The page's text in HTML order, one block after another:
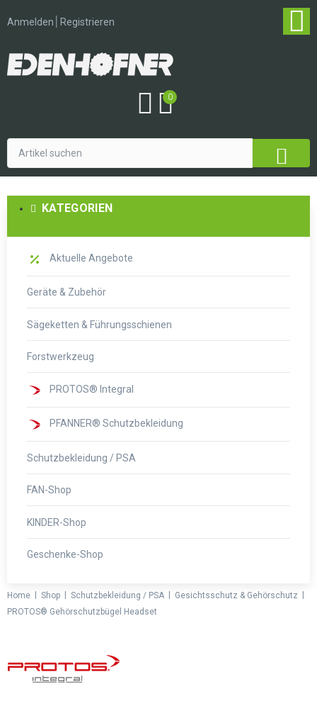
Anmelden Registrieren
0
KATEGORIEN
Aktuelle Angebote
Geräte & Zubehör
Sägeketten & Führungsschienen
Forstwerkzeug
PROTOS® Integral
PFANNER® Schutzbekleidung
Schutzbekleidung / PSA
FAN-Shop
KINDER-Shop
Geschenke-Shop
Home Shop Schutzbekleidung / PSA Gesichtsschutz & Gehörschutz
PROTOS® Gehörschutzbügel Headset